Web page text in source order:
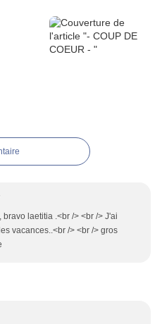
laetitia .<br /> <br /> J'ai
vacances..<br /> <br /> gros